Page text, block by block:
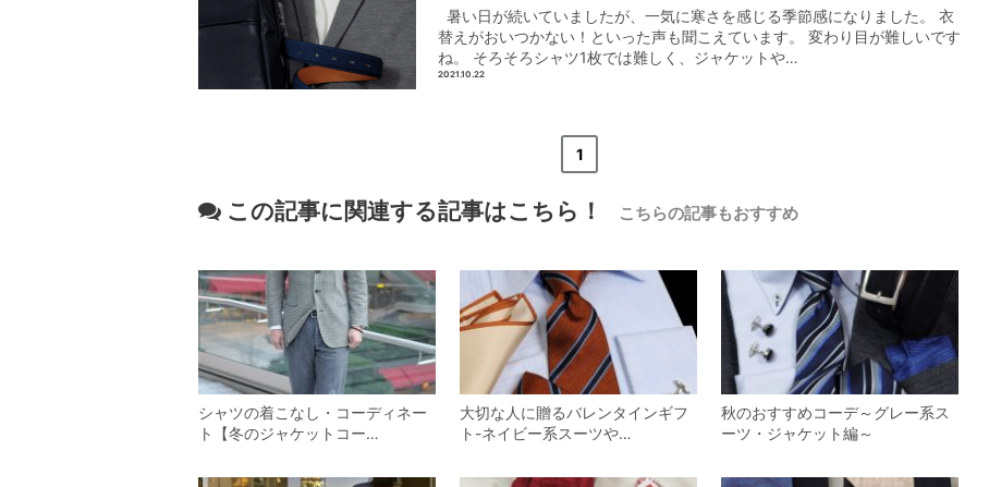
暑い日が続いていましたが、一気に寒さを感じる季節感になりました。 衣
替えがおいつかない！といった声も聞こえています。 変わり目が難しいです
ね。 そろそろシャツ1枚では難しく、ジャケットや…
2021.10.22
1
この記事に関連する記事はこちら！ こちらの記事もおすすめ
シャツの着こなし・コーディネー
ト【冬のジャケットコー…
大切な人に贈るバレンタインギフ
ト-ネイビー系スーツや…
秋のおすすめコーデ～グレー系ス
ーツ・ジャケット編～
【メンズ・ドレスシャツ・ワイシャツ・
半袖】ナチュラルフィット・クールマッ
クス・ドライ・形態安定・オックスフォ
ード・イタリアンカラー・ボタンダウ
ン・スキッパー・第一ボタン無し
価格 7,150円(税込)